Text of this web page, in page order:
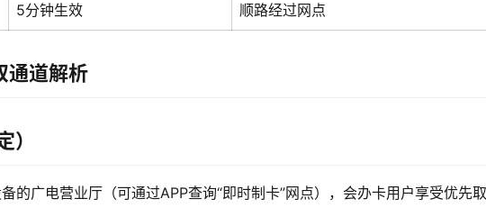
5分钟生效 顺路经过网点
通道解析
的广电营业厅（可通过APP查询“即时制卡”网点），会办卡用户享受优先